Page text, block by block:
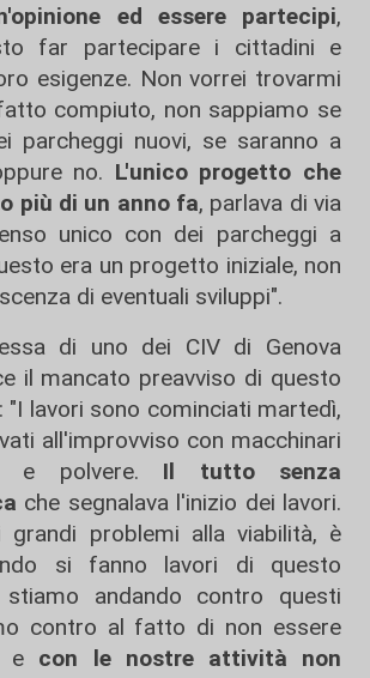
ed essere partecipi,
far partecipare i cittadini e
esigenze. Non vorrei trovarmi
compiuto, non sappiamo se
parcheggi nuovi, se saranno a
no. L'unico progetto che
più di un anno fa, parlava di via
unico con dei parcheggi a
era un progetto iniziale, non
di eventuali sviluppi".
di uno dei CIV di Genova
il mancato preavviso di questo
"I lavori sono cominciati martedì,
all'improvviso con macchinari
e polvere. Il tutto senza
che segnalava l'inizio dei lavori.
problemi alla viabilità, è
si fanno lavori di questo
stiamo andando contro questi
contro al fatto di non essere
e con le nostre attività non